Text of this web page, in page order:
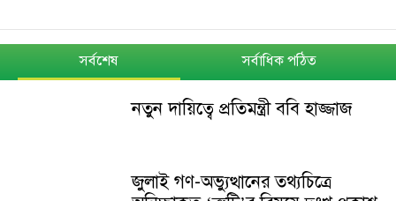
সর্বশেষ সর্বাধিক পঠিত
নতুন দায়িত্বে প্রতিমন্ত্রী ববি হাজ্জাজ
জুলাই গণ-অভ্যুত্থানের তথ্যচিত্রে